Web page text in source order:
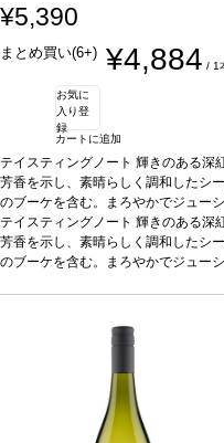
¥5,390
まとめ買い(6+) ¥4,884 / 1
お気に
入り登
録
カートに追加
テイスティングノート 輝きのある深
芳香を示し、素晴らしく調和したシ
のブーケを含む。まろやかでジュー
合う料理和牛、濃厚パスタ、鴨など
*本ヴィンテージが在庫切れの場合
ヴィンテージに変更されます、ご了
テイスティングノート 輝きのある深
芳香を示し、素晴らしく調和したシ
のブーケを含む。まろやかでジュー
ヴィンテージに変更されます、ご了